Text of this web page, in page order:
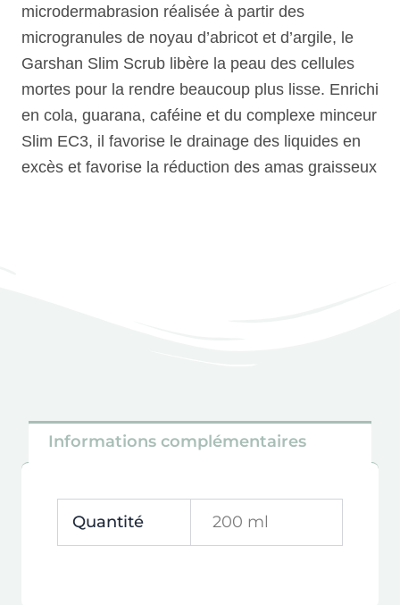
microdermabrasion réalisée à partir des
microgranules de noyau d’abricot et d’argile, le
Garshan Slim Scrub libère la peau des cellules
mortes pour la rendre beaucoup plus lisse. Enrichi
en cola, guarana, caféine et du complexe minceur
Slim EC3, il favorise le drainage des liquides en
excès et favorise la réduction des amas graisseux
Informations complémentaires
Quantité 200 ml